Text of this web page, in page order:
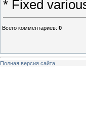
* Fixed
Всего комментариев: 0
Полная версия сайта